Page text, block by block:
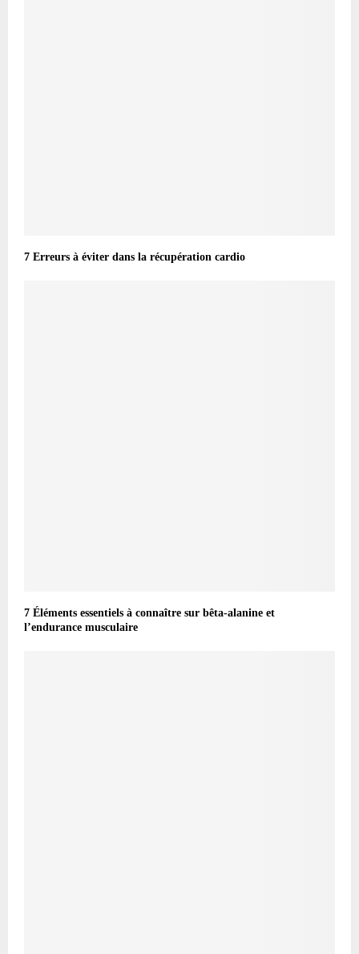
7 Erreurs à éviter dans la récupération cardio
7 Éléments essentiels à connaître sur bêta-alanine et
l’endurance musculaire